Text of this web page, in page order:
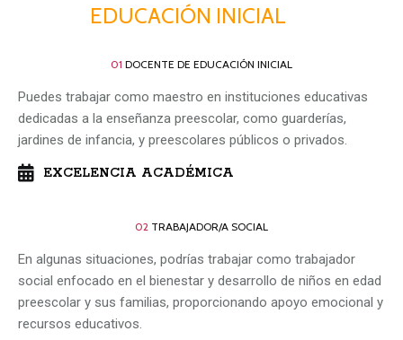
EDUCACIÓN INICIAL
01 DOCENTE DE EDUCACIÓN INICIAL
Puedes trabajar como maestro en instituciones educativas
dedicadas a la enseñanza preescolar, como guarderías,
jardines de infancia, y preescolares públicos o privados.
EXCELENCIA ACADÉMICA
02 TRABAJADOR/A SOCIAL
En algunas situaciones, podrías trabajar como trabajador
social enfocado en el bienestar y desarrollo de niños en edad
preescolar y sus familias, proporcionando apoyo emocional y
recursos educativos.